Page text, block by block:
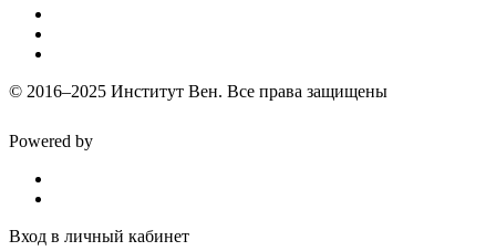
© 2016–2025 Институт Вен. Все права защищены
Powered by
Вход в личный кабинет